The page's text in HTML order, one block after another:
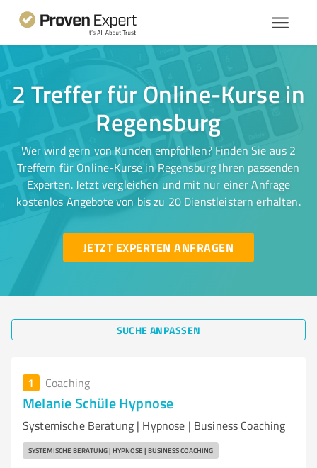
2 Treffer für Online-Kurse in
Regensburg
Wer wird gern von Kunden empfohlen? Finden Sie aus 2
Treffern für Online-Kurse in Regensburg Ihren passenden
Experten. Jetzt vergleichen und mit nur einer Anfrage
kostenlos Angebote von bis zu 20 Dienstleistern erhalten.
JETZT EXPERTEN ANFRAGEN
SUCHE ANPASSEN
1 Coaching
Melanie Schüle Hypnose
Systemische Beratung | Hypnose | Business Coaching
SYSTEMISCHE BERATUNG | HYPNOSE | BUSINESS COACHING